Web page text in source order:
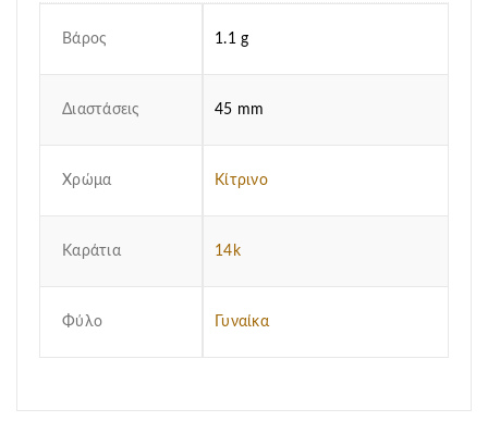
Βάρος 1.1 g
Διαστάσεις 45 mm
Χρώμα Κίτρινο
Καράτια 14k
Φύλο Γυναίκα